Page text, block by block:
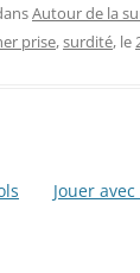
Autour de la
prise,surdité, le
Jouer